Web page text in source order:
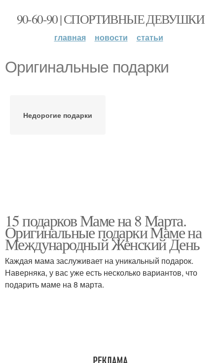
90-60-90 | СПОРТИВНЫЕ ДЕВУШКИ
главная новости статьи
Оригинальные подарки
Недорогие подарки
15 подарков Маме на 8 Марта.
Оригинальные подарки Маме на
Международный Женский День
Каждая мама заслуживает на уникальный подарок.
Наверняка, у вас уже есть несколько вариантов, что
подарить маме на 8 марта.